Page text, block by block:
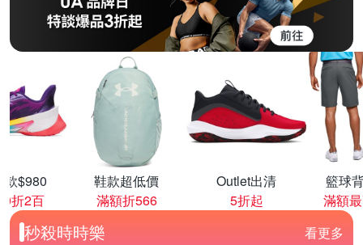
款$980
折2百
鞋款超低價
滿額折566
Outlet出清
5折起
籃球
滿額
秒殺時時樂 看更多